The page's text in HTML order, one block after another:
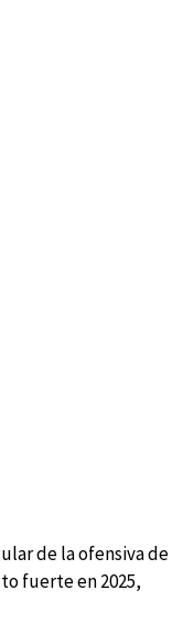
de la ofensiva de
fuerte en 2025,